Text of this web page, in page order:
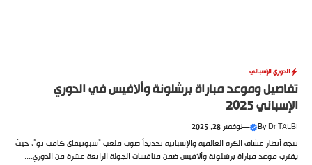
الدوري الإسباني
تفاصيل وموعد مباراة برشلونة وألافيس في الدوري
الإسباني 2025
By Dr TALBI
—نوفمبر 28, 2025
تتجه أنظار عشاق الكرة العالمية والإسبانية تحديداً صوب ملعب “سبوتيفاي كامب نو”، حيث
يقترب موعد مباراة برشلونة وألافيس ضمن منافسات الجولة الرابعة عشرة من الدوري....